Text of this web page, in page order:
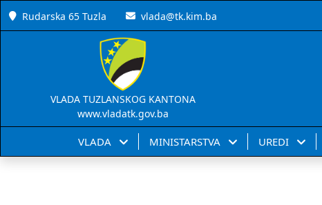
Rudarska 65 Tuzla vlada@tk.kim.ba
VLADA TUZLANSKOG KANTONA
www.vladatk.gov.ba
VLADA MINISTARSTVA UREDI